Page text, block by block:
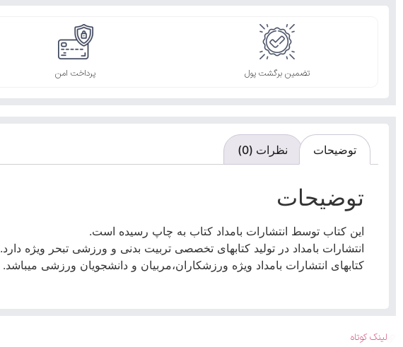
تضمین برگشت پول پرداخت امن
توضیحات نظرات (0)
توضیحات
این کتاب توسط انتشارات بامداد کتاب به چاپ رسیده است.
انتشارات بامداد در تولید کتابهای تخصصی تربیت بدنی و ورزشی تبحر ویژه دارد.
کتابهای انتشارات بامداد ویژه ورزشکاران،مربیان و دانشجویان ورزشی میباشد.
لینک کوتاه